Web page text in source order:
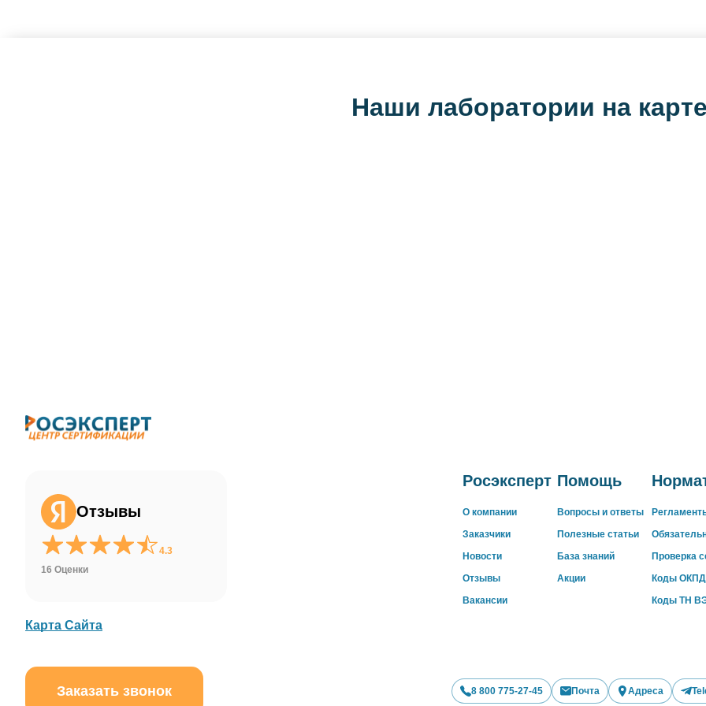
Наши лаборатории на
Отзывы
4.3
16 Оценки
Росэксперт
О компании
Заказчики
Новости
Отзывы
Вакансии
Помощь
Вопросы и ответы
Полезные статьи
База знаний
Акции
Проверка
Коды
Коды ТН
Карта Сайта
Заказать звонок 8 800 775-27-45 Почта Адреса
WhatsApp